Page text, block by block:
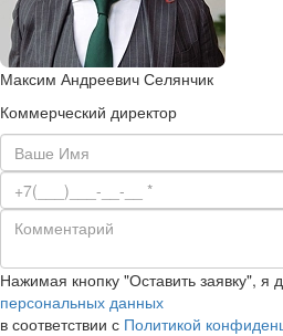
Максим Андреевич Селянчик
Коммерческий директор
Нажимая кнопку "Оставить заявку", я
персональных данных
в соответствии с Политикой